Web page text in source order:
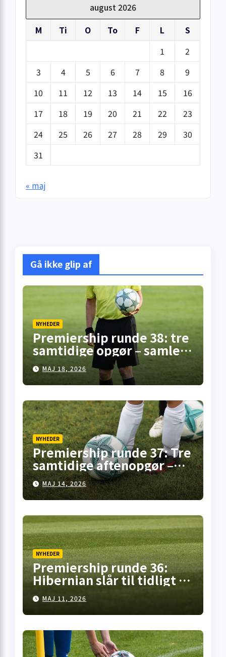
august 2026
M
Ti O To F L
S
1
2
3
4 5 6 7 8
9
10
11 12 13 14 15
16
17
18 19 20 21 22
23
24
25 26 27 28 29
30
31
« maj
Gå ikke glip af
NYHEDER
Premiership runde 38: tre
samtidige opgør – samlet
overblik fra
skotskfodbold.dk
MAJ 18, 2026
NYHEDER
Premiership runde 37: Tre
samtidige aftenopgør –
her er overblikket
MAJ 14, 2026
NYHEDER
Premiership runde 36:
Hibernian slår til tidligt i
Falkirk, pointdeling i
Motherwell – mens
opgøret på Celtic Park står
for døren
MAJ 11, 2026